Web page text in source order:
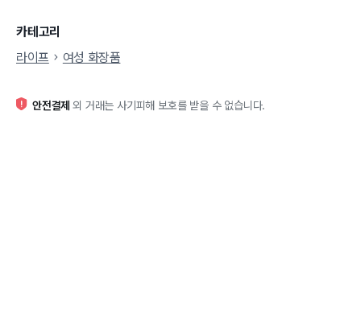
카테고리
라이프
여성 화장품
안전결제 외 거래는 사기피해 보호를 받을 수 없습니다.